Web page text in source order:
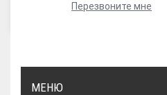
Перезвоните мне
МЕНЮ